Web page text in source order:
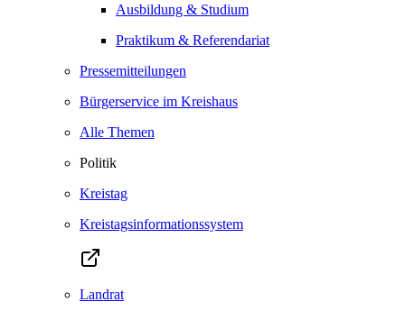
Ausbildung & Studium
Praktikum & Referendariat
Pressemitteilungen
Bürgerservice im Kreishaus
Alle Themen
Politik
Kreistag
Kreistagsinformationssystem
Landrat